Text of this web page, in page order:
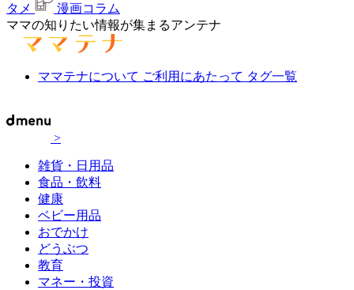
タメ
漫画コラム
ママの知りたい情報が集まるアンテナ
ママテナについて ご利用にあたって タグ一覧
>
雑貨・日用品
食品・飲料
健康
ベビー用品
おでかけ
どうぶつ
教育
マネー・投資